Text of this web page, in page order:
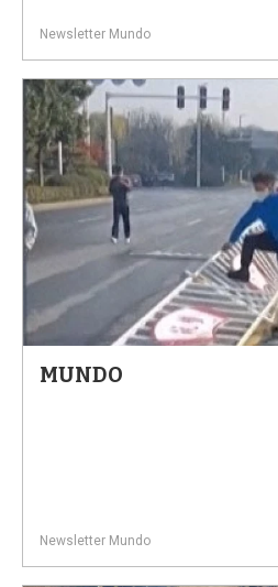
Newsletter Mundo
MUNDO
Newsletter Mundo